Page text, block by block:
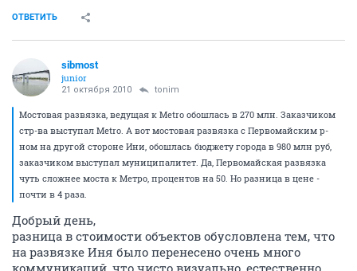
ОТВЕТИТЬ
sibmost
junior
21 октября 2010 tonim
Мостовая развязка, ведущая к Metro обошлась в 270 млн. Заказчиком
стр-ва выступал Metro. А вот мостовая развязка с Первомайским р-
ном на другой стороне Ини, обошлась бюджету города в 980 млн руб,
заказчиком выступал муниципалитет. Да, Первомайская развязка
чуть сложнее моста к Метро, процентов на 50. Но разница в цене -
почти в 4 раза.
Добрый день,
разница в стоимости объектов обусловлена тем, что
на развязке Иня было перенесено очень много